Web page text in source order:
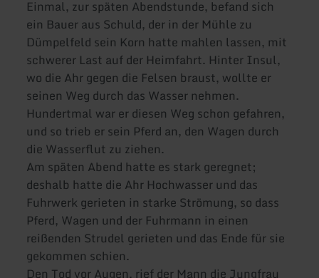
Einmal, zur späten Abendstunde, befand sich
ein Bauer aus Schuld, der in der Mühle zu
Dümpelfeld sein Korn hatte mahlen lassen, mit
schwerer Last auf der Heimfahrt. Hinter Insul,
wo die Ahr gegen die Felsen braust, wollte er
seinen Weg durch das Wasser nehmen.
Hundertmal war er diesen Weg schon gefahren,
und so trieb er sein Pferd an, den Wagen durch
die Wasserflut zu ziehen.
Am späten Abend hatte es stark geregnet;
deshalb hatte die Ahr Hochwasser und das
Fuhrwerk gerieten in starke Strömung, so dass
Pferd, Wagen und der Fuhrmann in einen
reißenden Strudel gerieten und das Ende für sie
gekommen schien.
Den Tod vor Augen, rief der Mann die Jungfrau